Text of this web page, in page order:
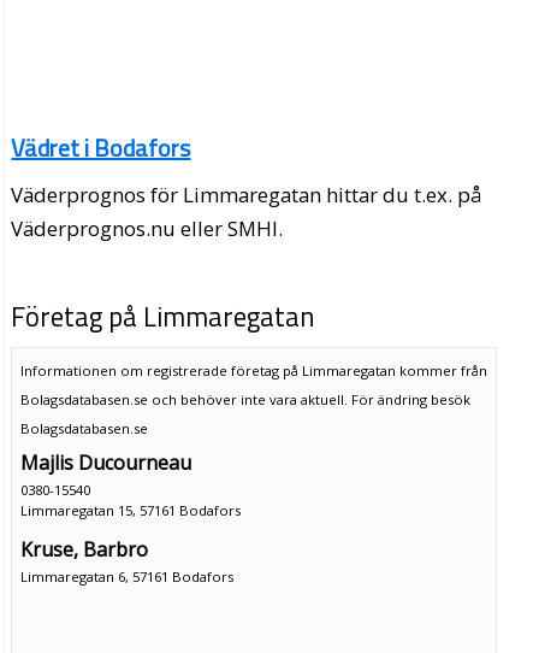
Vädret i Bodafors
Väderprognos för Limmaregatan hittar du t.ex. på
Väderprognos.nu eller SMHI.
Företag på Limmaregatan
Informationen om registrerade företag på Limmaregatan kommer från
Bolagsdatabasen.se och behöver inte vara aktuell. För ändring besök
Bolagsdatabasen.se
Majlis Ducourneau
0380-15540
Limmaregatan 15, 57161 Bodafors
Kruse, Barbro
Limmaregatan 6, 57161 Bodafors